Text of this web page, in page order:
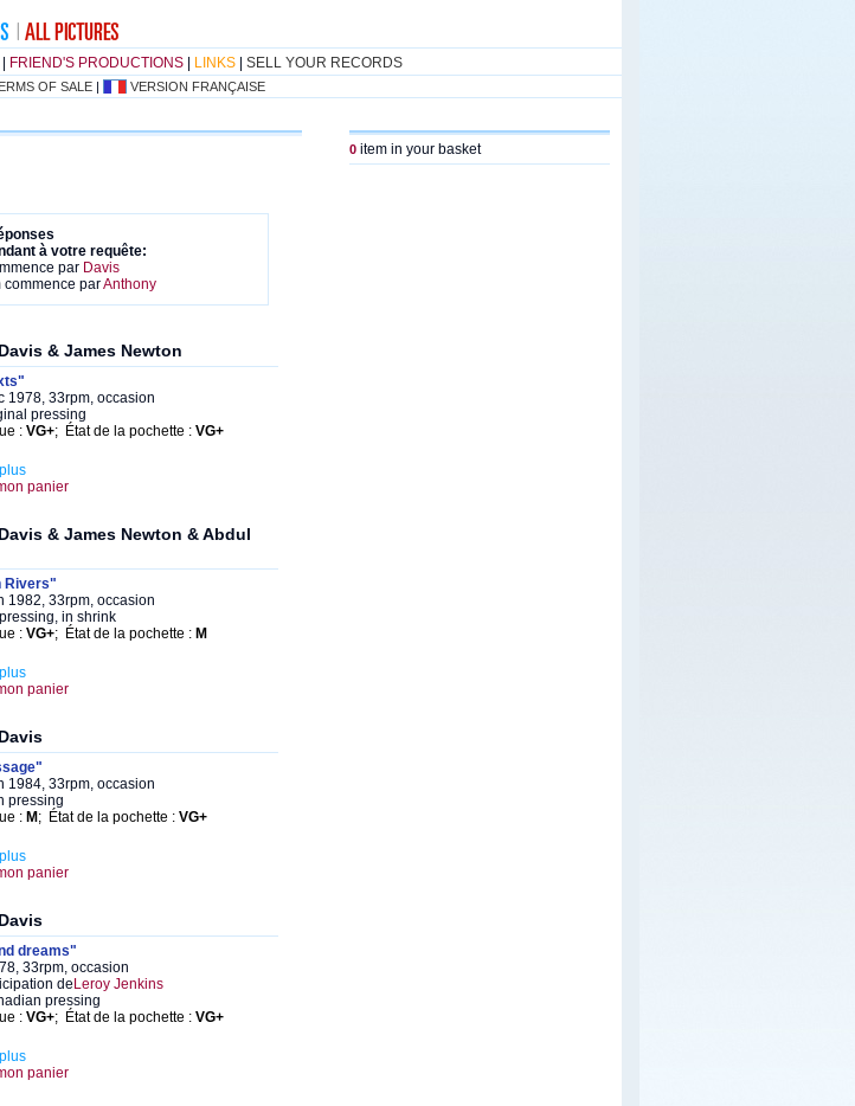
FRIEND'S PRODUCTIONS LINKS SELL YOUR RECORDS
OF SALE | VERSION FRANÇAISE
à votre requête:
par Davis
commence parAnthony
& James Newton
1978, 33rpm, occasion
pressing
: VG+; État de la pochette : VG+
panier
& James Newton & Abdul
Rivers"
1982, 33rpm, occasion
in shrink
: VG+; État de la pochette : M
panier
1984, 33rpm, occasion
pressing
: M ; État de la pochette : VG+
panier
dreams"
33rpm, occasion
de Leroy Jenkins
pressing
: VG+; État de la pochette : VG+
panier
0 item in your basket